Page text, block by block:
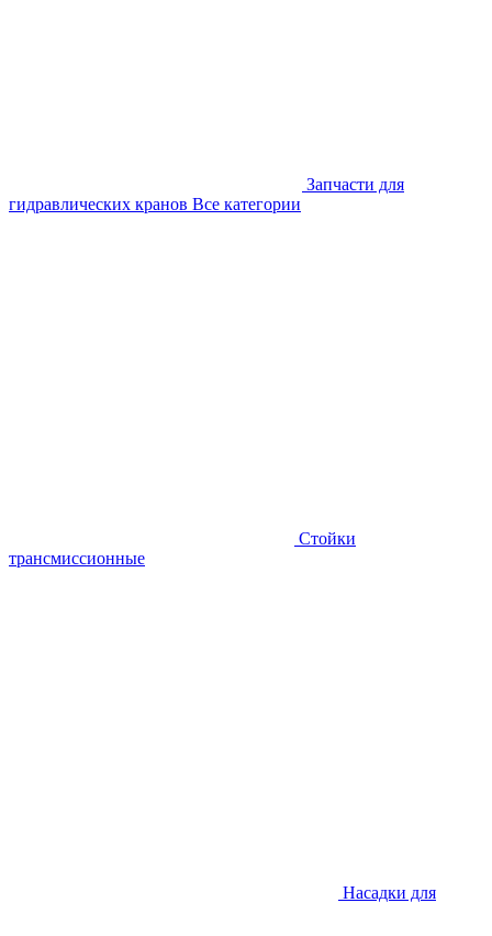
Запчасти для
гидравлических кранов Все категории
Стойки
трансмиссионные
Насадки для